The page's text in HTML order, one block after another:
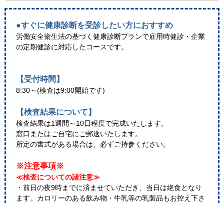
●すぐに健康診断を受診したい方におすすめ
労働安全衛生法の基づく健康診断プランで雇用時健診・企業
の定期健診に対応したコースです。
【受付時間】
8:30～(検査は9:00開始です)
【検査結果について】
検査結果は1週間～10日程度で完成いたします。
窓口またはご自宅にご郵送いたします。
所定の書式がある場合は、必ずご持参ください。
※注意事項※
≪検査についての諸注意≫
・前日の夜9時までに済ませていただき、当日は絶食となり
ます。カロリーのある飲み物・牛乳等の乳製品もお控え下さ